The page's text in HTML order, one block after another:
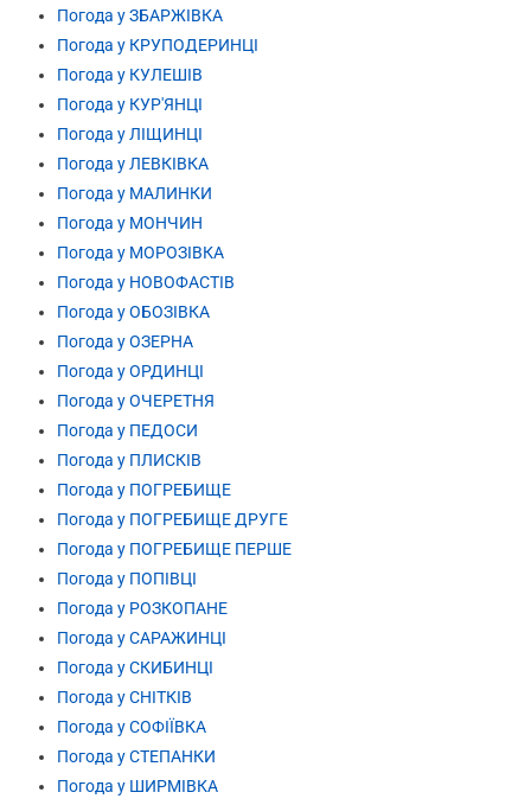
Погода у ЗБАРЖІВКА
Погода у КРУПОДЕРИНЦІ
Погода у КУЛЕШІВ
Погода у КУР'ЯНЦІ
Погода у ЛІЩИНЦІ
Погода у ЛЕВКІВКА
Погода у МАЛИНКИ
Погода у МОНЧИН
Погода у МОРОЗІВКА
Погода у НОВОФАСТІВ
Погода у ОБОЗІВКА
Погода у ОЗЕРНА
Погода у ОРДИНЦІ
Погода у ОЧЕРЕТНЯ
Погода у ПЕДОСИ
Погода у ПЛИСКІВ
Погода у ПОГРЕБИЩЕ
Погода у ПОГРЕБИЩЕ ДРУГЕ
Погода у ПОГРЕБИЩЕ ПЕРШЕ
Погода у ПОПІВЦІ
Погода у РОЗКОПАНЕ
Погода у САРАЖИНЦІ
Погода у СКИБИНЦІ
Погода у СНІТКІВ
Погода у СОФІЇВКА
Погода у СТЕПАНКИ
Погода у ШИРМІВКА